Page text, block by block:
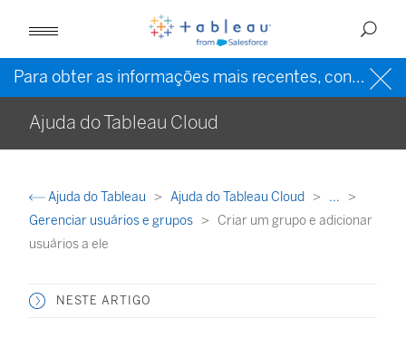
Para obter as informações mais recentes, consulte a
Ajuda do Tableau Cloud
Ajuda do Tableau Ajuda do Tableau Cloud
...
Gerenciar usuários e grupos
Criar um grupo e adicionar
usuários a ele
NESTE ARTIGO